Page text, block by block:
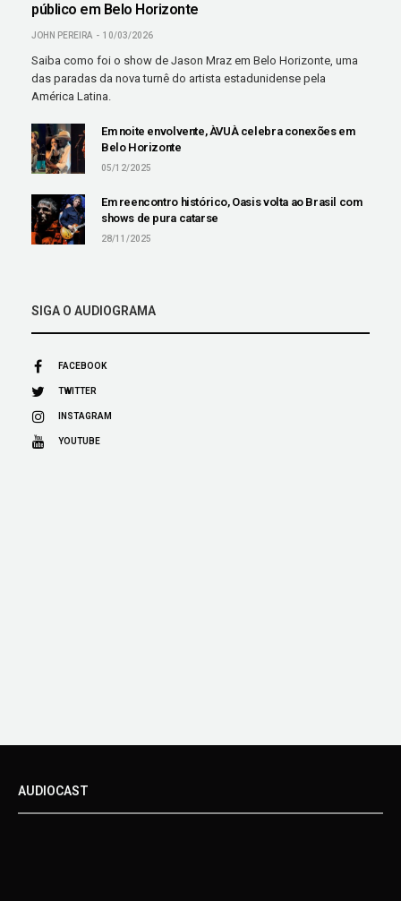
público em Belo Horizonte
JOHN PEREIRA 10/03/2026
Saiba como foi o show de Jason Mraz em Belo Horizonte, uma
das paradas da nova turnê do artista estadunidense pela
América Latina.
Em noite envolvente, ÀVUÀ celebra conexões em
Belo Horizonte
05/12/2025
Em reencontro histórico, Oasis volta ao Brasil com
shows de pura catarse
28/11/2025
SIGA O AUDIOGRAMA
FACEBOOK
TWITTER
INSTAGRAM
YOUTUBE
AUDIOCAST